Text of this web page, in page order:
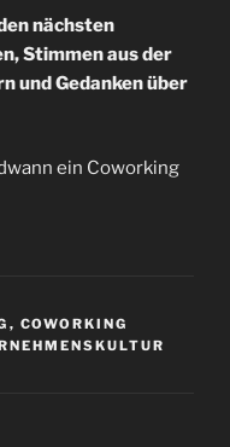
nächsten
Stimmen aus der
und Gedanken über
ein Coworking
, COWORKING